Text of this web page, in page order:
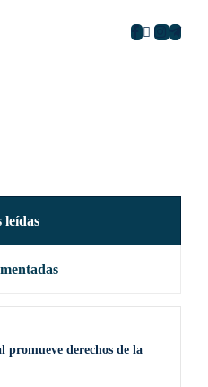
leídas
promueve derechos de la